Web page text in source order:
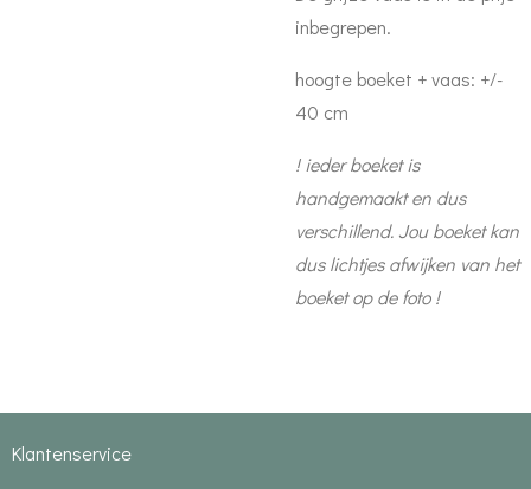
inbegrepen.
hoogte boeket + vaas: +/-
40 cm
! ieder boeket is
handgemaakt en dus
verschillend. Jou boeket kan
dus lichtjes afwijken van het
boeket op de foto !
Klantenservice